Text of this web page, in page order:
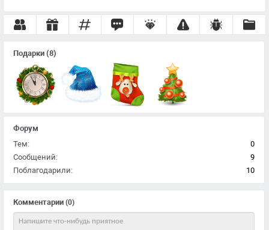
Комментарии (0)
Подарки (8)
Форум
Тем:
0
Сообщений:
9
Поблагодарили:
10